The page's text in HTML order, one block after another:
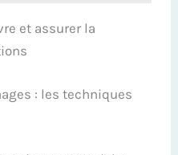
et assurer la
: les techniques